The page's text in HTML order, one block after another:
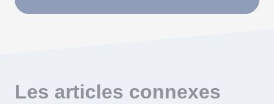
Les articles connexes